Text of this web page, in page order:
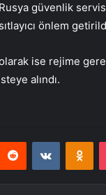
güvenlik
önlem
ise rejime
alındı.
Reddit VKontakte